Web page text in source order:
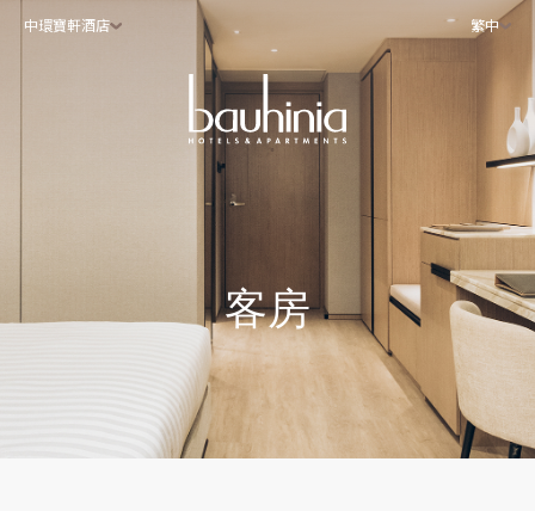
中環寶軒酒店 繁中
客房